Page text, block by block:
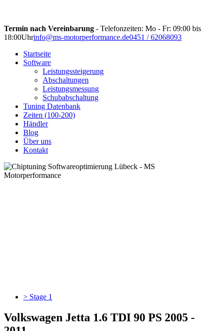
Termin nach Vereinbarung - Telefonzeiten: Mo - Fr: 09:00 bis
18:00Uhrinfo@ms-motorperformance.de0451 / 62068093
Startseite
Software
Leistungssteigerung
Abschaltungen
Leistungsmessung
Schubabschaltung
Tuning Datenbank
Zeiten (100-200)
Händler
Blog
Über uns
Kontakt
> Stage 1
Volkswagen Jetta 1.6 TDI 90 PS 2005 -